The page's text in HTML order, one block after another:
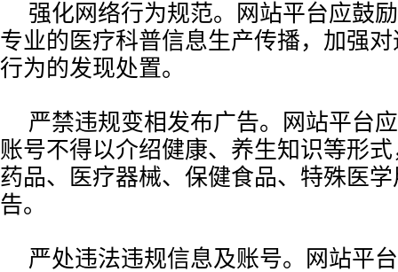
强化网络行为规范。网站平台应鼓
专业的医疗科普信息生产传播，加强
行为的发现处置。
严禁违规变相发布广告。网站平台
账号不得以介绍健康、养生知识等形
药品、医疗器械、保健食品、特殊医
告。
严处违法违规信息及账号。网站平